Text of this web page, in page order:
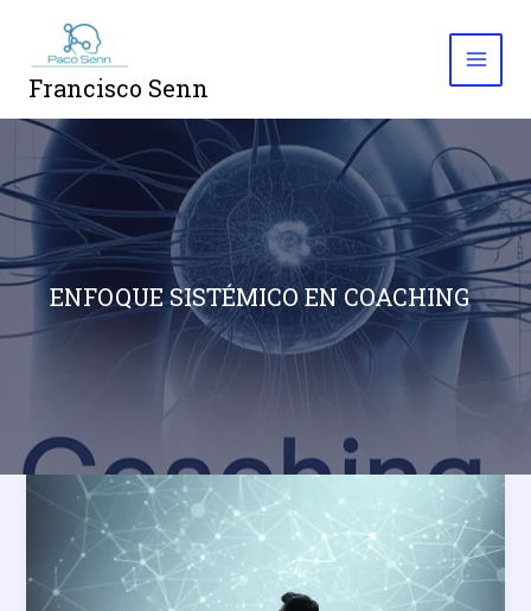
contenido
Francisco Senn
ENFOQUE SISTÉMICO EN COACHING